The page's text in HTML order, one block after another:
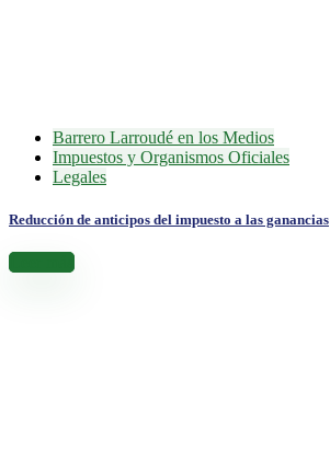
Barrero Larroudé en los Medios
Impuestos y Organismos Oficiales
Legales
Reducción de anticipos del impuesto a las ganancias